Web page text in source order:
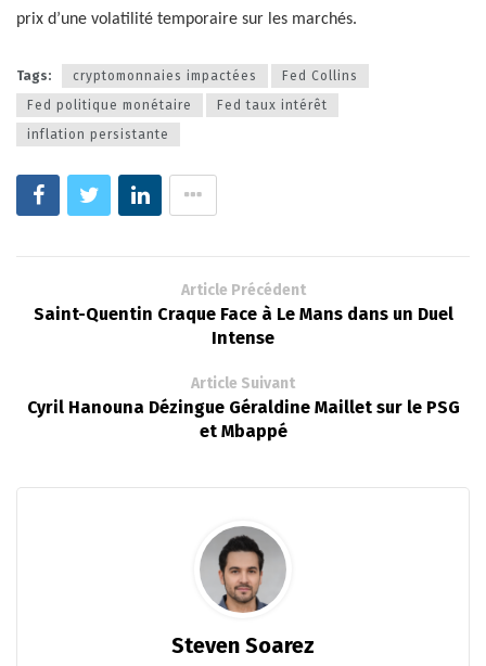
prix d’une volatilité temporaire sur les marchés.
Tags: cryptomonnaies impactées
Fed Collins
Fed politique monétaire
Fed taux intérêt
inflation persistante
Article Précédent
Saint-Quentin Craque Face à Le Mans dans un Duel
Intense
Article Suivant
Cyril Hanouna Dézingue Géraldine Maillet sur le PSG
et Mbappé
Steven Soarez